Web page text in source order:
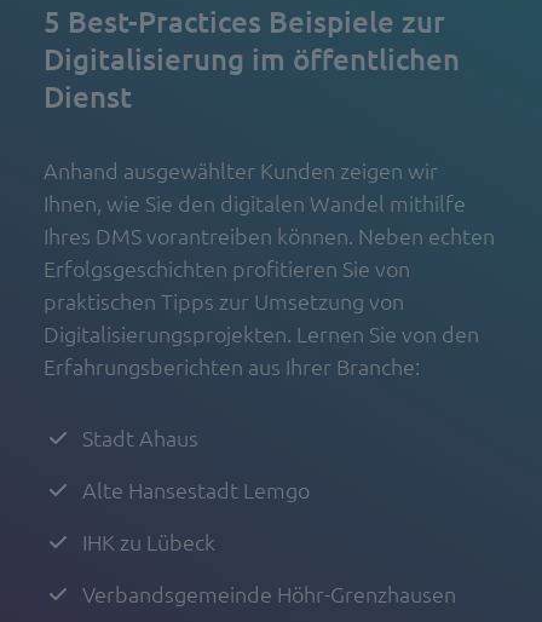
5 Best-Practices Beispiele zur
Digitalisierung im öffentlichen
Dienst
Anhand ausgewählter Kunden zeigen wir
Ihnen, wie Sie den digitalen Wandel mithilfe
Ihres DMS vorantreiben können. Neben echten
Erfolgsgeschichten profitieren Sie von
praktischen Tipps zur Umsetzung von
Digitalisierungsprojekten. Lernen Sie von den
Erfahrungsberichten aus Ihrer Branche:
Stadt Ahaus
Alte Hansestadt Lemgo
IHK zu Lübeck
Verbandsgemeinde Höhr-Grenzhausen